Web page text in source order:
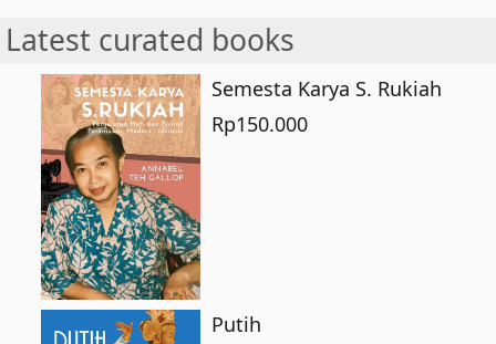
Latest curated books
Semesta Karya S. Rukiah
Rp150.000
Putih